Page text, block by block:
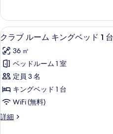
ル
ベ
ッ
ド
2
台
の
す
べ
ー
ム
シ
グ
ル
ッ
ド
台
の
ク
ラ
ブ
ル
ー
ム
キ
ン
8
クラブ ルーム キングベッド 1 台
36 ㎡
ベッドルーム 1 室
定員 3 名
キングベッド 1 台
WiFi (無料)
詳細
ク